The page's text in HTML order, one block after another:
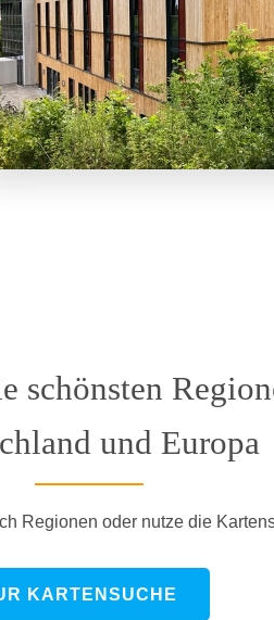
schönsten
und Europa
Regionen oder nutze die
KARTENSUCHE